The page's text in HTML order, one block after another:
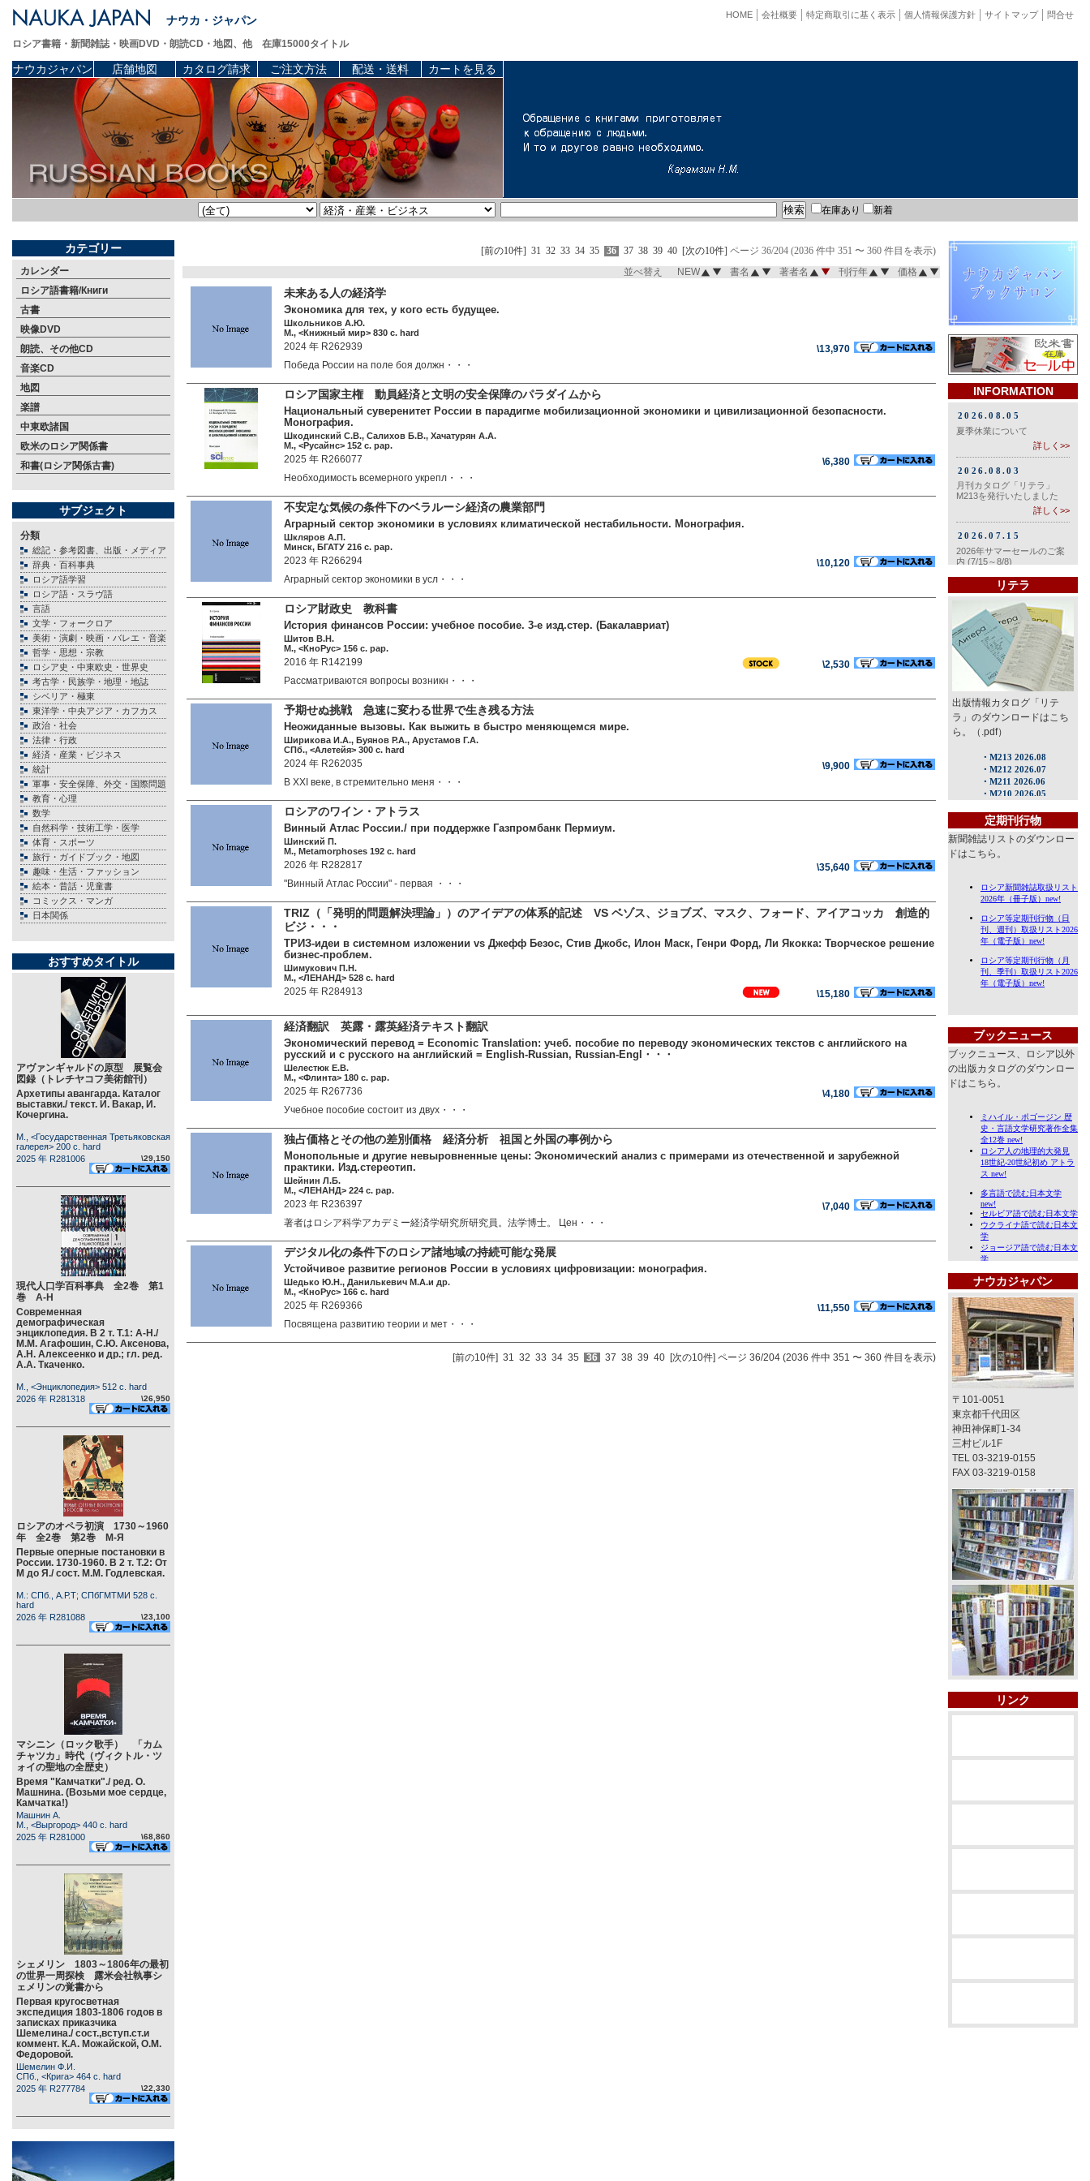
ナウカ・ジャパン 問合せ
サイトマップ
個人情報保護方針
特定商取引に基く表示
会社概要
HOME
ロシア書籍・新聞雑誌・映画DVD・朗読CD・地図、他 在庫15000タイトル
ナウカジャパン 店舗地図 カタログ請求 ご注文方法 配送・送料 カートを見る
在庫あり 新着
カテゴリー
カレンダー
ロシア語書籍/Книги
古書
映像DVD
朗読、その他CD
音楽CD
地図
楽譜
中東欧諸国
欧米のロシア関係書
和書(ロシア関係古書)
サブジェクト
分類
総記・参考図書、出版・メディア
辞典・百科事典
ロシア語学習
ロシア語・スラヴ語
言語
文学・フォークロア
美術・演劇・映画・バレエ・音楽
哲学・思想・宗教
ロシア史・中東欧史・世界史
考古学・民族学・地理・地誌
シベリア・極東
東洋学・中央アジア・カフカス
政治・社会
法律・行政
経済・産業・ビジネス
統計
軍事・安全保障、外交・国際問題
教育・心理
数学
自然科学・技術工学・医学
体育・スポーツ
旅行・ガイドブック・地図
趣味・生活・ファッション
絵本・昔話・児童書
コミックス・マンガ
日本関係
おすすめタイトル
アヴァンギャルドの原型 展覧会
図録（トレチヤコフ美術館刊）
Архетипы авангарда. Каталог
выставки./ текст. И. Вакар, И.
Кочергина.
М., <Государственная Третьяковская
галерея> 200 c. hard
2025 年 R281006
\29,150
現代人口学百科事典 全2巻 第1
巻 А-Н
Современная
демографическая
энциклопедия. В 2 т. Т.1: А-Н./
М.М. Агафошин, С.Ю. Аксенова,
А.Н. Алексеенко и др.; гл. ред.
А.А. Ткаченко.
М., <Энциклопедия> 512 c. hard
2026 年 R281318
\26,950
ロシアのオペラ初演 1730～1960
年 全2巻 第2巻 М-Я
Первые оперные постановки в
России. 1730-1960. В 2 т. Т.2: От
М до Я./ сост. М.М. Годлевская.
М.: СПб., А.Р.Т; СПбГМТМИ 528 c.
hard
2026 年 R281088
\23,100
マシニン（ロック歌手） 「カム
チャツカ」時代（ヴィクトル・ツ
ォイの聖地の全歴史）
Время "Камчатки"./ ред. О.
Машнина. (Возьми мое сердце,
Камчатка!)
Машнин А.
М., <Выргород> 440 c. hard
2025 年 R281000
\68,860
シェメリン 1803～1806年の最初
の世界一周探検 露米会社執事シ
ェメリンの覚書から
Первая кругосветная
экспедиция 1803-1806 годов в
записках приказчика
Шемелина./ сост.,вступ.ст.и
коммент. К.А. Можайской, О.М.
Федоровой.
Шемелин Ф.И.
СПб., <Крига> 464 c. hard
2025 年 R277784
\22,330
[前の10件] 31 32 33 34 35 36 37 38 39 40 [次の10件] ページ 36/204 (2036 件中 351 〜 360 件目を表示)
並べ替え NEW 書名 著者名 刊行年 価格
未来ある人の経済学
Экономика для тех, у кого есть будущее.
Школьников А.Ю.
М., <Книжный мир> 830 c. hard
2024 年 R262939
\13,970
Победа России на поле боя должн・・・
ロシア国家主権 動員経済と文明の安全保障のパラダイムから
Национальный суверенитет России в парадигме мобилизационной экономики и цивилизационной безопасности.
Монография.
Шкодинский С.В., Салихов Б.В., Хачатурян А.А.
М., <Русайнс> 152 c. pap.
2025 年 R266077
\6,380
Необходимость всемерного укрепл・・・
不安定な気候の条件下のベラルーシ経済の農業部門
Аграрный сектор экономики в условиях климатической нестабильности. Монография.
Шкляров А.П.
Минск, БГАТУ 216 c. pap.
2023 年 R266294
\10,120
Аграрный сектор экономики в усл・・・
ロシア財政史 教科書
История финансов России: учебное пособие. 3-е изд.стер. (Бакалавриат)
Шитов В.Н.
М., <КноРус> 156 c. pap.
2016 年 R142199
\2,530
Рассматриваются вопросы возникн・・・
予期せぬ挑戦 急速に変わる世界で生き残る方法
Неожиданные вызовы. Как выжить в быстро меняющемся мире.
Ширикова И.А., Буянов Р.А., Арустамов Г.А.
СПб., <Алетейя> 300 c. hard
2024 年 R262035
\9,900
В XXI веке, в стремительно меня・・・
ロシアのワイン・アトラス
Винный Атлас России./ при поддержке Газпромбанк Пермиум.
Шинский П.
М., Metamorphoses 192 c. hard
2026 年 R282817
\35,640
"Винный Атлас России" - первая ・・・
TRIZ（「発明的問題解決理論」）のアイデアの体系的記述 VS ベゾス、ジョブズ、マスク、フォード、アイアコッカ 創造的
ビジ・・・
ТРИЗ-идеи в системном изложении vs Джефф Безос, Стив Джобс, Илон Маск, Генри Форд, Ли Якокка: Творческое решение
бизнес-проблем.
Шимукович П.Н.
М., <ЛЕНАНД> 528 c. hard
2025 年 R284913 \15,180
経済翻訳 英露・露英経済テキスト翻訳
Экономический перевод = Economic Translation: учеб. пособие по переводу экономических текстов с английского на
русский и с русского на английский = English-Russian, Russian-Engl・・・
Шелестюк Е.В.
М., <Флинта> 180 c. pap.
2025 年 R267736
\4,180
Учебное пособие состоит из двух・・・
独占価格とその他の差別価格 経済分析 祖国と外国の事例から
Монопольные и другие невыровненные цены: Экономический анализ с примерами из отечественной и зарубежной
практики. Изд.стереотип.
Шейнин Л.Б.
М., <ЛЕНАНД> 224 c. pap.
2023 年 R236397
\7,040
著者はロシア科学アカデミー経済学研究所研究員。法学博士。 Цен・・・
デジタル化の条件下のロシア諸地域の持続可能な発展
Устойчивое развитие регионов России в условиях цифровизации: монография.
Шедько Ю.Н., Данилькевич М.А.и др.
М., <КноРус> 166 c. hard
2025 年 R269366
\11,550
Посвящена развитию теории и мет・・・
[前の10件] 31 32 33 34 35 36 37 38 39 40 [次の10件] ページ 36/204 (2036 件中 351 〜 360 件目を表示)
INFORMATION
リテラ
出版情報カタログ「リテ
ラ」のダウンロードはこち
ら。（.pdf）
定期刊行物
新聞雑誌リストのダウンロー
ドはこちら。
ブックニュース
ブックニュース、ロシア以外
の出版カタログのダウンロー
ドはこちら。
ナウカジャパン
〒101-0051
東京都千代田区
神田神保町1-34
三村ビル1F
TEL 03-3219-0155
FAX 03-3219-0158
リンク